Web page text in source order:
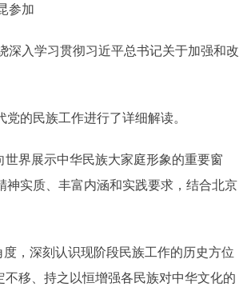
参加
入学习贯彻习近平总书记关于加强和改
的民族工作进行了详细解读。
界展示中华民族大家庭形象的重要窗
实质、丰富内涵和实践要求，结合北京
，深刻认识现阶段民族工作的历史方位
移、持之以恒增强各民族对中华文化的